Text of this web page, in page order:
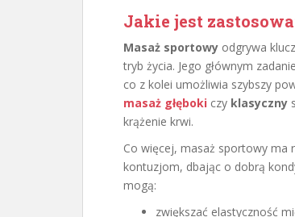
Jakie jest
Masaż sportowy odgrywa
tryb życia. Jego głównym
co z kolei umożliwia szybszy
masaż głęboki czy klasyczny
krążenie krwi.
Co więcej, masaż sportowy ma
kontuzjom, dbając o dobrą
mogą:
zwiększać elastyczność